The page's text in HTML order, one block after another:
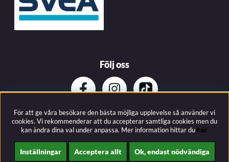
Följ oss
Prenumerera på vårat nyhetsbrev
För att ge våra besökare den bästa möjliga upplevelse så använder vi
cookies. Vi rekommenderar att du accepterar samtliga cookies men du
kan ändra dina val under anpassa. Mer information hittar du här.
Inställningar Acceptera allt Ok, endast nödvändiga